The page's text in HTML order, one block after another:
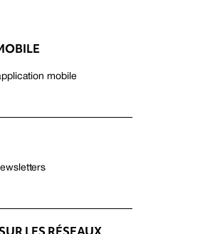
mobile